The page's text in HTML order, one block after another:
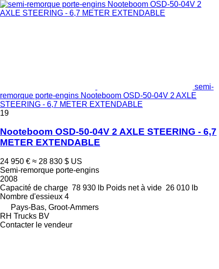
semi-
remorque porte-engins Nooteboom OSD-50-04V 2 AXLE
STEERING - 6,7 METER EXTENDABLE
19
Nooteboom OSD-50-04V 2 AXLE STEERING - 6,7
METER EXTENDABLE
24 950 € ≈ 28 830 $ US
Semi-remorque porte-engins
2008
Capacité de charge 78 930 lb Poids net à vide 26 010 lb
Nombre d'essieux 4
Pays-Bas, Groot-Ammers
RH Trucks BV
Contacter le vendeur